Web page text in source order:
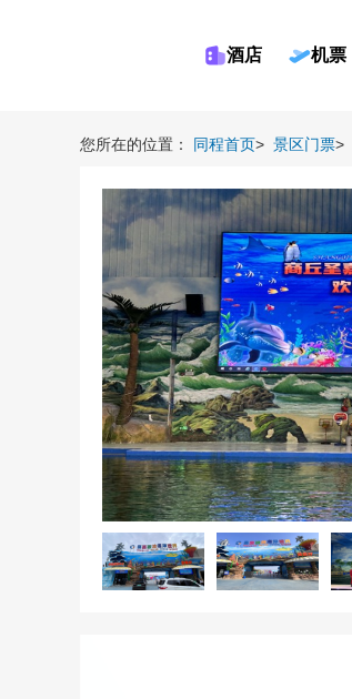
酒店 机票
您所在的位置： 同程首页> 景区门票>